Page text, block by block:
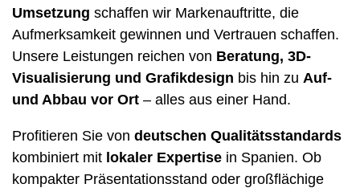
Umsetzung schaffen wir Markenauftritte, die
Aufmerksamkeit gewinnen und Vertrauen schaffen.
Unsere Leistungen reichen von Beratung, 3D-
Visualisierung und Grafikdesign bis hin zu Auf-
und Abbau vor Ort – alles aus einer Hand.
Profitieren Sie von deutschen Qualitätsstandards
kombiniert mit lokaler Expertise in Spanien. Ob
kompakter Präsentationsstand oder großflächige